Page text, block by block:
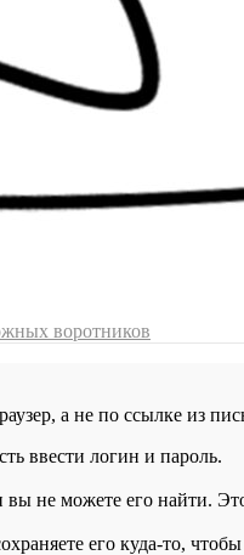
воротников
а не по ссылке из
ввести логин и пароль.
можете его найти.
его куда-то,